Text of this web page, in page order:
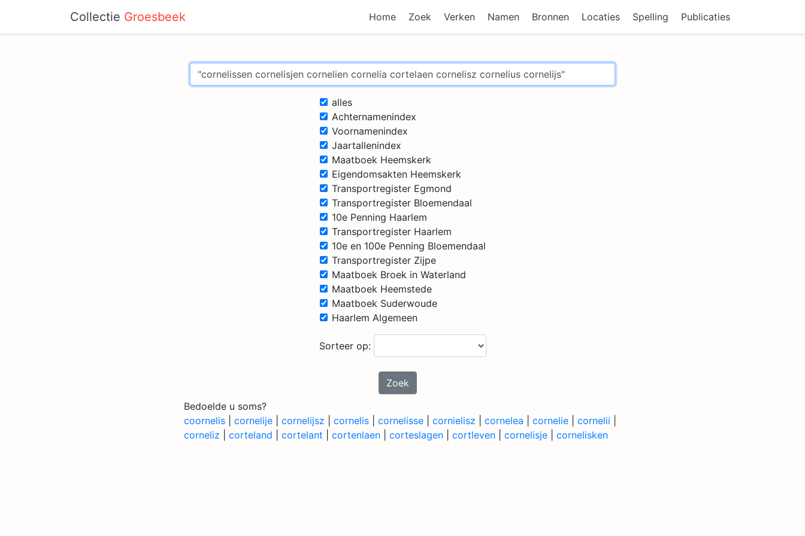
Collectie Groesbeek Home Zoek Verken Namen Bronnen Locaties Spelling Publicaties
alles
Achternamenindex
Voornamenindex
Jaartallenindex
Maatboek Heemskerk
Eigendomsakten Heemskerk
Transportregister Egmond
Transportregister Bloemendaal
10e Penning Haarlem
Transportregister Haarlem
10e en 100e Penning Bloemendaal
Transportregister Zijpe
Maatboek Broek in Waterland
Maatboek Heemstede
Maatboek Suderwoude
Haarlem Algemeen
Sorteer op:
Zoek
Bedoelde u soms?
coornelis
cornelije cornelijsz cornelis cornelisse cornielisz cornelea cornelie cornelii
corneliz
corteland cortelant cortenlaen corteslagen cortleven cornelisje cornelisken